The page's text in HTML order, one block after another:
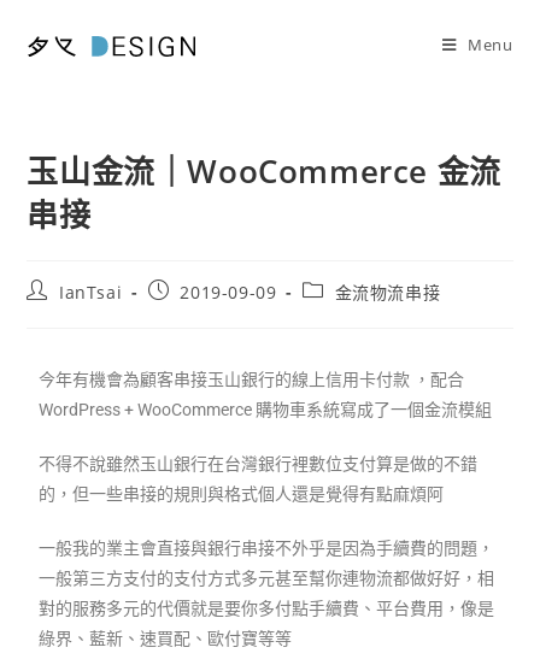
Menu
玉山金流｜WooCommerce 金流
串接
IanTsai 2019-09-09 金流物流串接
今年有機會為顧客串接玉山銀行的線上信用卡付款 ，配合
WordPress + WooCommerce 購物車系統寫成了一個金流模組
不得不說雖然玉山銀行在台灣銀行裡數位支付算是做的不錯
的，但一些串接的規則與格式個人還是覺得有點麻煩阿
一般我的業主會直接與銀行串接不外乎是因為手續費的問題，
一般第三方支付的支付方式多元甚至幫你連物流都做好好，相
對的服務多元的代價就是要你多付點手續費、平台費用，像是
綠界、藍新、速買配、歐付寶等等